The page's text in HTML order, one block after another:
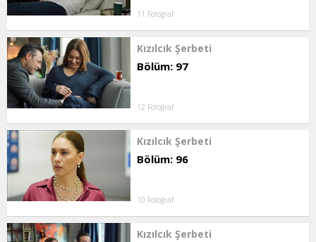
11 Fotoğraf
Kızılcık Şerbeti
Bölüm: 97
12 Fotoğraf
Kızılcık Şerbeti
Bölüm: 96
10 Fotoğraf
Kızılcık Şerbeti